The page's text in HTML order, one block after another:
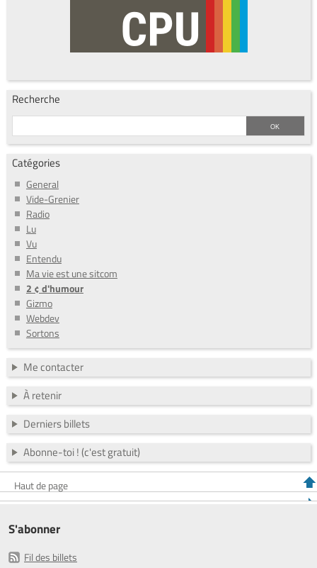
Recherche
Catégories
General
Vide-Grenier
Radio
Lu
Vu
Entendu
Ma vie est une sitcom
2 ¢ d'humour
Gizmo
Webdev
Sortons
Me contacter
À retenir
Derniers billets
Abonne-toi ! (c'est gratuit)
Haut de page
S'abonner
Fil des billets